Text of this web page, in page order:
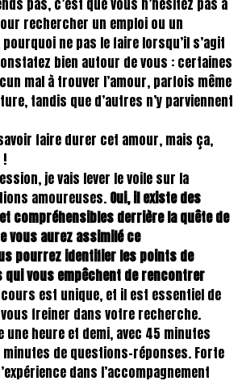
rechercher un emploi ou un
ne pas le faire lorsqu’il s’agit
bien autour de vous : certaines
mal à trouver l’amour, parfois même
tandis que d’autres n’y parviennent
faire durer cet amour, mais ça,
!
je vais lever le voile sur la
amoureuses. Oui, il existe des
compréhensibles derrière la quête de
vous aurez assimilé ce
pourrez identifier les points de
qui vous empêchent de rencontrer
est unique, et il est essentiel de
freiner dans votre recherche.
une heure et demi, avec 45 minutes
minutes de questions-réponses. Forte
dans l’accompagnement